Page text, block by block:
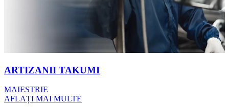
ARTIZANII TAKUMI
MAIESTRIE
AFLAȚI MAI MULTE